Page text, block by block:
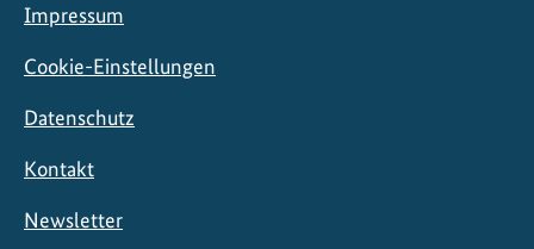
Impressum
Cookie-Einstellungen
Datenschutz
Kontakt
Newsletter